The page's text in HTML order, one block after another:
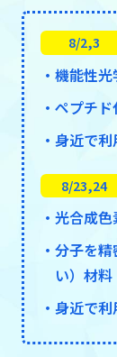
8/2,3
・機能性
・ペプチ
・身近で
8/23,24
・光合成
・分子を
い）材料
・身近で